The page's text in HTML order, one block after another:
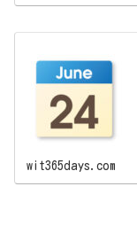
wit365days.com